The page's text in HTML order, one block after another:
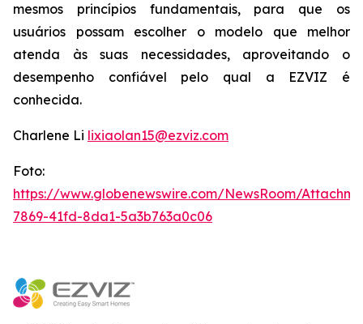
mesmos princípios fundamentais, para que os
usuários possam escolher o modelo que melhor
atenda às suas necessidades, aproveitando o
desempenho confiável pelo qual a EZVIZ é
conhecida.
Charlene Li lixiaolan15@ezviz.com
Foto:
https://www.globenewswire.com/NewsRoom/
7869-41fd-8da1-5a3b763a0c06